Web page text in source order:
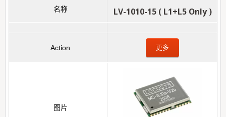
LV-1010-15 ( L1+L5 Only )
更多